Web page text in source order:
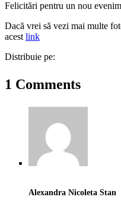
Felicitări pentru un nou
Dacă vrei să vezi mai multe
acest link
Distribuie pe:
1 Comments
Alexandra Nicoleta Stan